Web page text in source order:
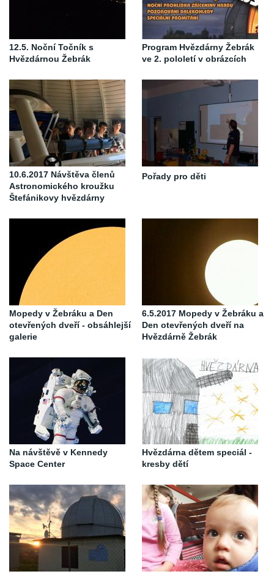
12.5. Noční Točník s
Hvězdárnou Žebrák
Program Hvězdárny Žebrák
ve 2. pololetí v obrázcích
10.6.2017 Návštěva členů
Astronomického kroužku
Štefánikovy hvězdárny
Pořady pro děti
Mopedy v Žebráku a Den
otevřených dveří - obsáhlejší
galerie
6.5.2017 Mopedy v Žebráku a
Den otevřených dveří na
Hvězdárně Žebrák
Na návštěvě v Kennedy
Space Center
Hvězdárna dětem speciál -
kresby dětí